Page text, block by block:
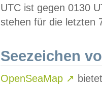
UTC ist gegen 0130
stehen für die letzten
Seezeichen
OpenSeaMap ↗